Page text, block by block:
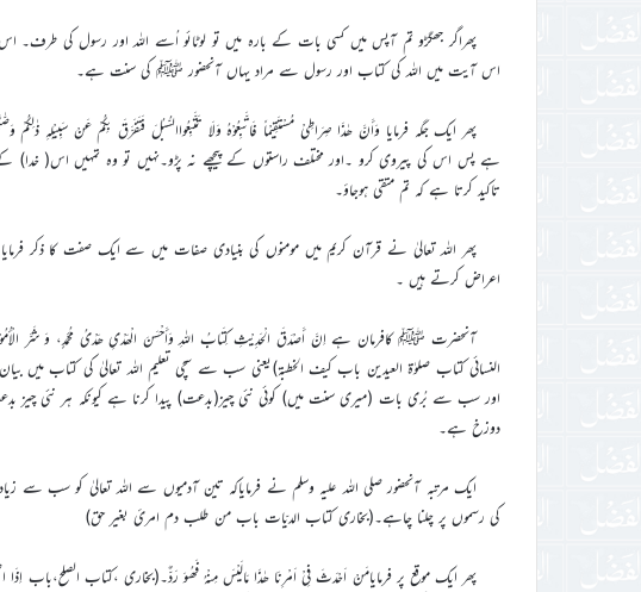
پھراگر جھگڑو تم آپس میں کسی بات کے بارہ میں تو لوٹائو اُسے اللہ اور رسول کی
اس آیت میں اللہ کی کتاب اور رسول سے مراد یہاں آنحضور ﷺ کی سنت ہے۔
ہے پس اس کی پیروی کرو ۔اور مختلف راستوں کے پیچھے نہ پڑو۔نہیں تو وہ تمہیں اس(
تاکید کرتا ہے کہ تم متقی ہوجاؤ۔
اعراض کرتے ہیں ۔
آنحضرت ﷺ کافرمان ہے اِنَّ أَصْدَقَ الْحَدِیْثِ کِتَابُ اللہِ وَأَحْسَنَ الْھَدْیِ ھَدْیُ مُحَمَّدٍ، وَ شَرَّ الْأُمُوْرِ
النسائی کتاب صلوٰۃ العیدین باب کیف الخطبۃ)یعنی سب سے سچی تعلیم اللہ تعالیٰ کی
اور سب سے بُری بات (میری سنت میں) کوئی نئی چیز(بدعت) پیدا کرنا ہے کیونکہ ہر نئی چیز
دوزخ ہے۔
ایک مرتبہ آنحضور صلی اللہ علیہ وسلم نے فرمایاکہ تین آدمیوں سے اللہ تعالیٰ کو سب
کی رسموں پر چلنا چاہے۔(بخاری کتاب الدیّات باب من طلب دم امریٔ بغیر حق)
پھر ایک موقع پر فرمایامَنْ اَحْدَثَ فِیْ اَمْرِنَا ھٰذَا مَالَیْسَ مِنْہُ فَھُوَ رَدٌّ۔(بخاری ،کتاب الصلح،باب